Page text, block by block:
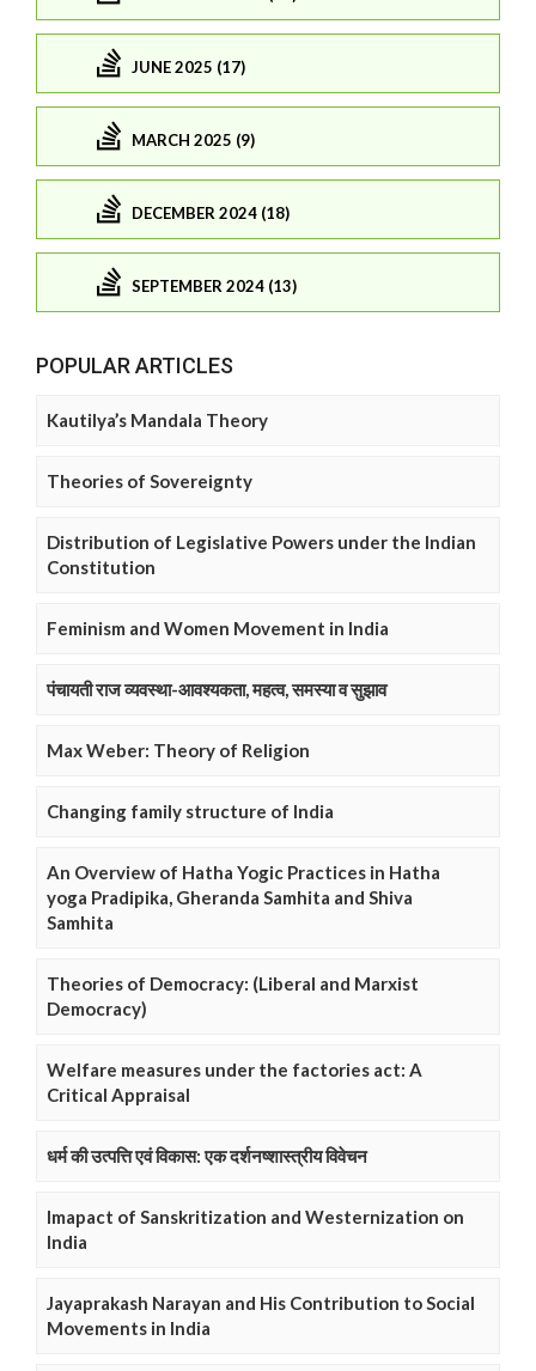
JUNE 2025 (17)
MARCH 2025 (9)
DECEMBER 2024 (18)
SEPTEMBER 2024 (13)
POPULAR ARTICLES
Kautilya’s Mandala Theory
Theories of Sovereignty
Distribution of Legislative Powers under the Indian
Constitution
Feminism and Women Movement in India
पंचायती राज व्यवस्था-आवश्यकता, महत्व, समस्या व सुझाव
Max Weber: Theory of Religion
Changing family structure of India
An Overview of Hatha Yogic Practices in Hatha
yoga Pradipika, Gheranda Samhita and Shiva
Samhita
Theories of Democracy: (Liberal and Marxist
Democracy)
Welfare measures under the factories act: A
Critical Appraisal
धर्म की उत्पत्ति एवं विकास: एक दर्शनष्शास्त्रीय विवेचन
Imapact of Sanskritization and Westernization on
India
Jayaprakash Narayan and His Contribution to Social
Movements in India